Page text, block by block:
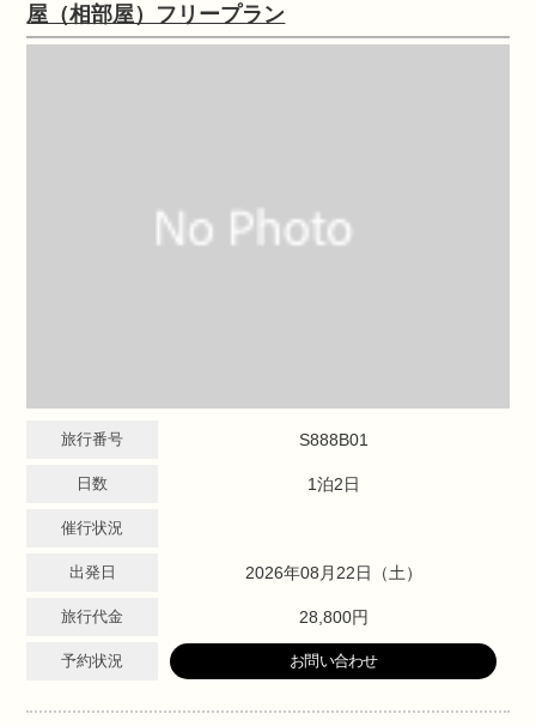
屋（相部屋）フリープラン
旅行番号 S888B01
日数 1泊2日
催行状況
出発日 2026年08月22日（土）
旅行代金 28,800円
予約状況 お問い合わせ